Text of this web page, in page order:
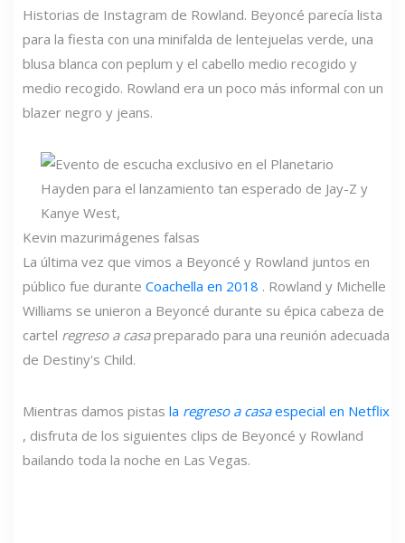
Historias de Instagram de Rowland. Beyoncé parecía lista
para la fiesta con una minifalda de lentejuelas verde, una
blusa blanca con peplum y el cabello medio recogido y
medio recogido. Rowland era un poco más informal con un
blazer negro y jeans.
Kevin mazurimágenes falsas
La última vez que vimos a Beyoncé y Rowland juntos en
público fue durante Coachella en 2018 . Rowland y Michelle
Williams se unieron a Beyoncé durante su épica cabeza de
cartel regreso a casapreparado para una reunión adecuada
de Destiny's Child.
Mientras damos pistas la regreso a casaespecial en Netflix
, disfruta de los siguientes clips de Beyoncé y Rowland
bailando toda la noche en Las Vegas.